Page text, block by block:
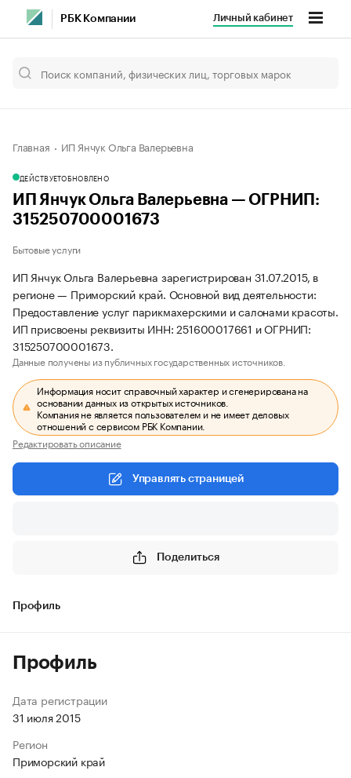
РБК Компании Личный кабинет
Главная ИП Янчук Ольга Валерьевна
ДЕЙСТВУЕТОБНОВЛЕНО
ИП Янчук Ольга Валерьевна — ОГРНИП:
315250700001673
Бытовые услуги
ИП Янчук Ольга Валерьевна зарегистрирован 31.07.2015, в
регионе — Приморский край. Основной вид деятельности:
Предоставление услуг парикмахерскими и салонами красоты.
ИП присвоены реквизиты ИНН: 251600017661 и ОГРНИП:
315250700001673.
Данные получены из публичных государственных источников.
Информация носит справочный характер и сгенерирована на
основании данных из открытых источников.
Компания не является пользователем и не имеет деловых
отношений с сервисом РБК Компании.
Редактировать описание
Управлять страницей
Поделиться
Профиль
Профиль
Дата регистрации
31 июля 2015
Регион
Приморский край